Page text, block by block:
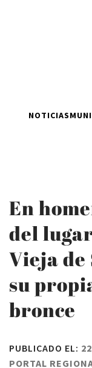
NOTICIAS
En
del
Vieja de
su
bronce
PUBLICADO EL:
PORTAL